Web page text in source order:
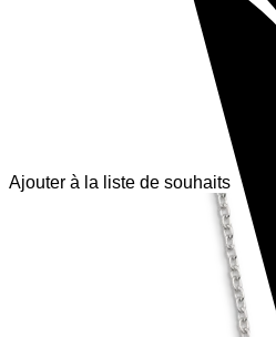
Ajouter à la liste de souhaits